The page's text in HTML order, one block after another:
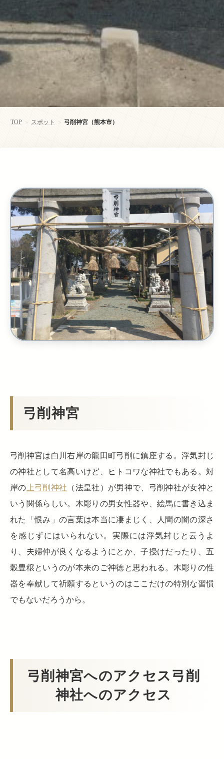
TOP > スポット > 弓削神宮（熊本市）
弓削神宮
弓削神宮は白川右岸の龍田町弓削に鎮座する。浮気封じ
の神社として名高いけど、ヒトコワな神社でもある。対
岸の 上弓削神社 （法皇社）が男神で、弓削神社が女神と
いう関係らしい。木彫りの男女性器や、絵馬に書き込ま
れた「恨み」の言葉は本当に凄まじく、人間の闇の深さ
を感じずにはいられない。実際には浮気封じと云うよ
り、夫婦仲が良くなるようにとか、子授けだったり、五
穀豊穣というのが本来のご神徳と思われる。木彫りの性
器を奉献して祈願するというのはここだけの特別な習慣
でもないだろうから。
弓削神宮へのアクセス弓削
神社へのアクセス